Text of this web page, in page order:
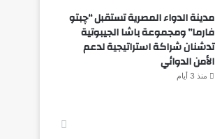
مدينة الدواء المصرية تستقبل “چبتو
فارما” ومجموعة باشا الجيبوتية
تدشنان شراكة استراتيجية لدعم
الأمن الدوائي
منذ 3 أيام